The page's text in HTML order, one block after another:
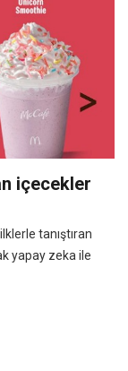
içecekler
tanıştıran
yapay zeka ile